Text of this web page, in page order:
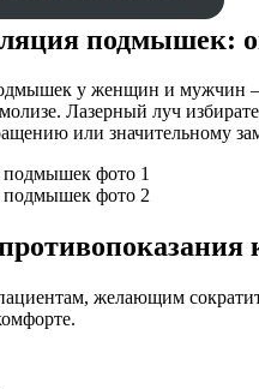
подмышек:
у женщин и мужчин
Лазерный луч
или значительному
желающим